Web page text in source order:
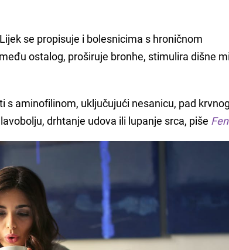
se propisuje i bolesnicima s hroničnom
ostalog, proširuje bronhe, stimulira dišne
aminofilinom, uključujući nesanicu, pad
drhtanje udova ili lupanje srca, piše